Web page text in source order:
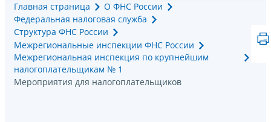
Главная страница
О ФНС России
Федеральная налоговая служба
Структура ФНС России
Межрегиональные инспекции ФНС России
Межрегиональная инспекция по крупнейшим
налогоплательщикам № 1
Мероприятия для налогоплательщиков